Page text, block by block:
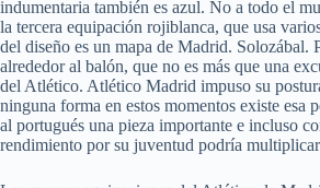
indumentaria también es azul. No a todo el
la tercera equipación rojiblanca, que usa
del diseño es un mapa de Madrid. Solozábal.
alrededor al balón, que no es más que una
del Atlético. Atlético Madrid impuso su
ninguna forma en estos momentos existe esa
al portugués una pieza importante e incluso
rendimiento por su juventud podría